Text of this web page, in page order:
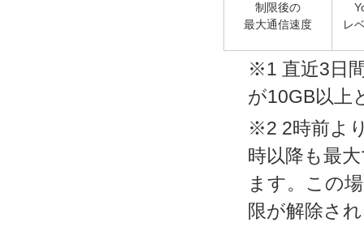
制限後の
最大通信速度
レ
※1 直近3日
が10GB以上
※2 2時前よ
時以降も最
ます。この
限が解除さ